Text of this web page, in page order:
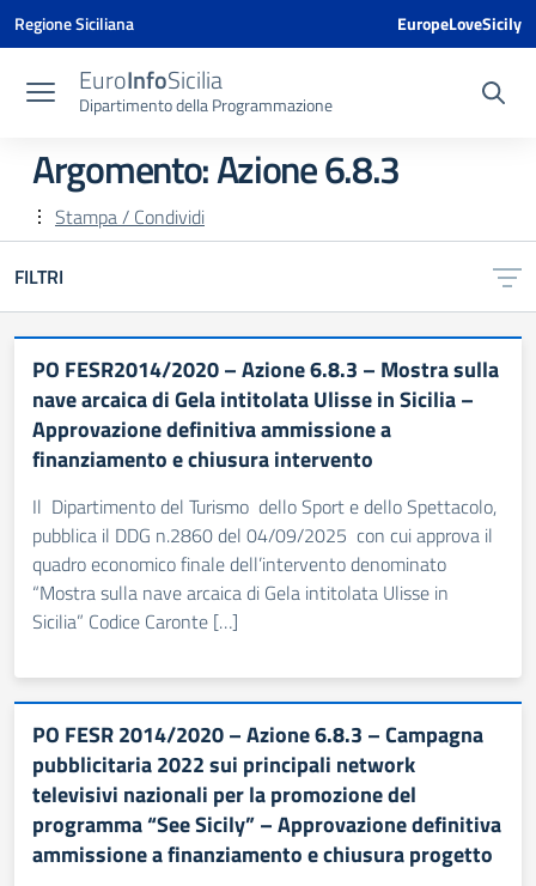
Vai ai contenuti
Vai al menu di navigazione
Vai al footer
Vai al banner delle Cookie Policy
Regione Siciliana EuropeLoveSicily
EuroInfoSicilia
Dipartimento della Programmazione
Argomento: Azione 6.8.3
Stampa / Condividi
FILTRI
PO FESR2014/2020 – Azione 6.8.3 – Mostra sulla
nave arcaica di Gela intitolata Ulisse in Sicilia –
Approvazione definitiva ammissione a
finanziamento e chiusura intervento
Il Dipartimento del Turismo dello Sport e dello Spettacolo,
pubblica il DDG n.2860 del 04/09/2025 con cui approva il
quadro economico finale dell’intervento denominato
“Mostra sulla nave arcaica di Gela intitolata Ulisse in
Sicilia” Codice Caronte […]
PO FESR 2014/2020 – Azione 6.8.3 – Campagna
pubblicitaria 2022 sui principali network
televisivi nazionali per la promozione del
programma “See Sicily” – Approvazione definitiva
ammissione a finanziamento e chiusura progetto